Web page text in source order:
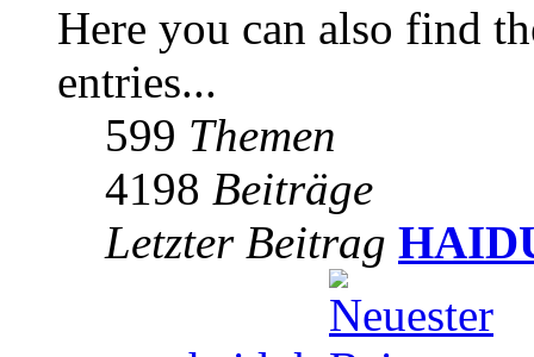
Here you can also find
entries...
599 Themen
4198 Beiträge
Letzter Beitrag